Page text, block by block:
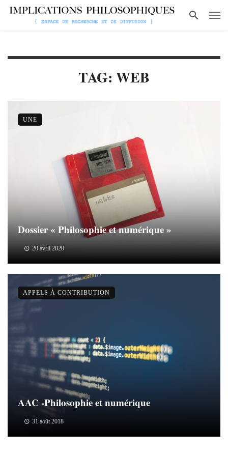
TAG: WEB
Dossier « Philosophie et numérique »
20 avril 2020
UNE
AAC -Philosophie et numérique
31 août 2018
APPELS À CONTRIBUTION